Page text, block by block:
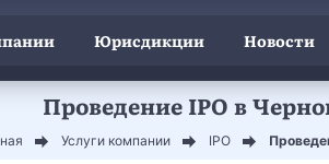
Юрисдикции Новости
Проведение IPO в
Услуги компании IPO